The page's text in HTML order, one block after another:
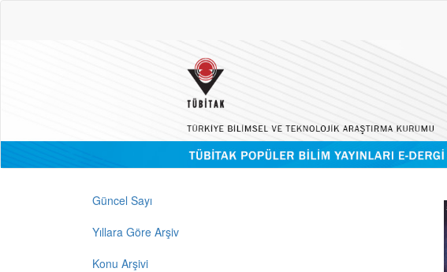
Güncel Sayı
Yıllara Göre Arşiv
Konu Arşivi